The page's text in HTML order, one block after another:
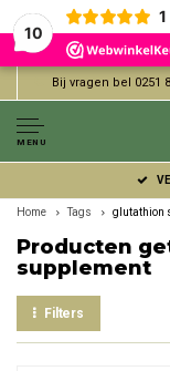
10
1
Bij vragen bel 0251
MENU
Home Tags glutathion
Producten
supplement
Filters